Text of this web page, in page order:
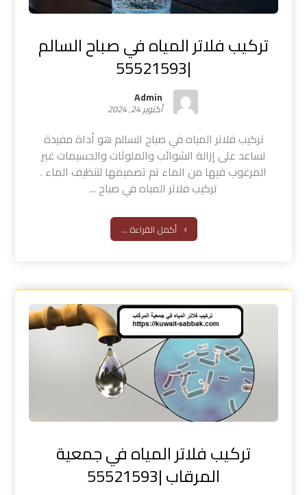
تركيب فلاتر المياه في صباح السالم
|55521593
Admin
أكتوبر 24, 2024
تركيب فلاتر المياه في صباح السالم هو أداة مفيدة
تساعد على إزالة الشوائب والملوثات والجسيمات غير
المرغوب فيها من الماء تم تصميمها لتنظيف الماء .
تركيب فلاتر المياه في صباح ...
أكمل القراءة ...
تركيب فلاتر المياه في جمعية
المرقاب |55521593